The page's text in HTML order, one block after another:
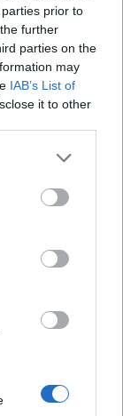
prior to
further
parties on the
may
IAB’s List of
it to other
di questo
messaggi inclusi nei
lettori che
I commenti
in automatico dal